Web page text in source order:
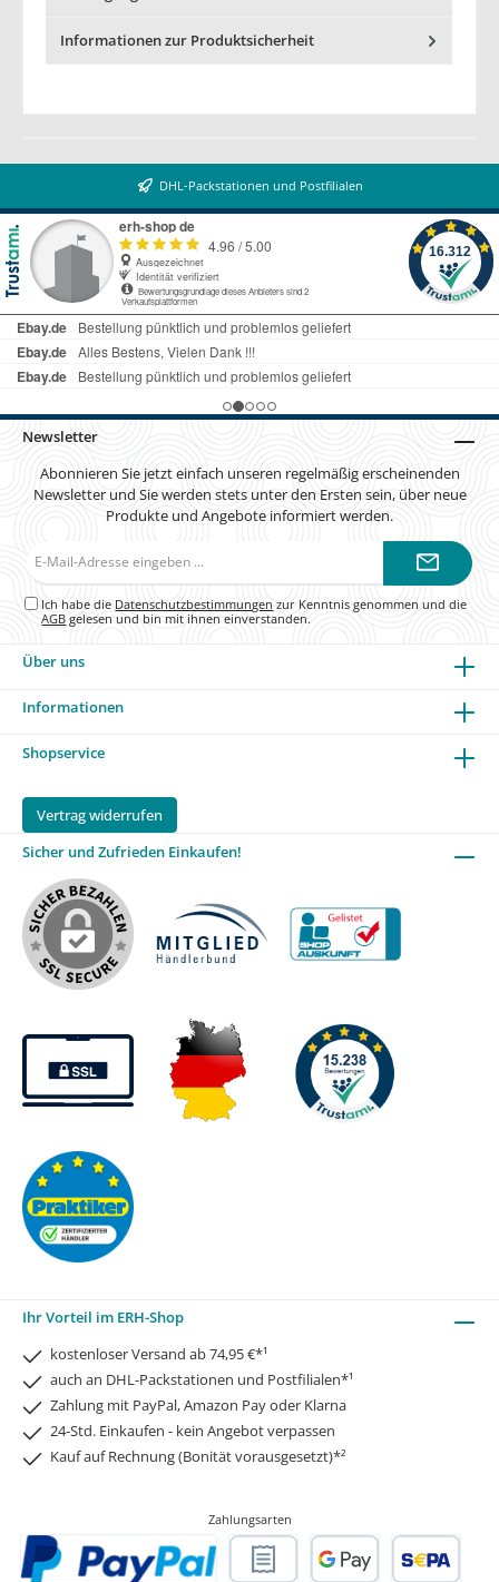
Informationen zur Produktsicherheit
DHL-Packstationen und Postfilialen
Newsletter
Abonnieren Sie jetzt einfach unseren regelmäßig erscheinenden
Newsletter und Sie werden stets unter den Ersten sein, über neue
Produkte und Angebote informiert werden.
Ich habe die Datenschutzbestimmungen zur Kenntnis genommen und die
AGB gelesen und bin mit ihnen einverstanden.
Über uns
Informationen
Shopservice
Vertrag widerrufen
Sicher und Zufrieden Einkaufen!
Ihr Vorteil im ERH-Shop
kostenloser Versand ab 74,95 €*¹
auch an DHL-Packstationen und Postfilialen*¹
Zahlung mit PayPal, Amazon Pay oder Klarna
24-Std. Einkaufen - kein Angebot verpassen
Kauf auf Rechnung (Bonität vorausgesetzt)*²
Zahlungsarten